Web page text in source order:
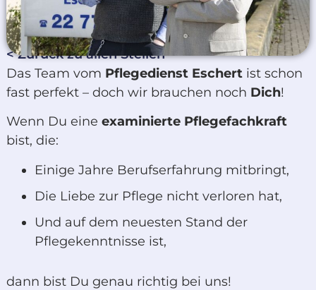
< Zurück zu allen Stellen
Das Team vom Pflegedienst Eschertist schon
fast perfekt – doch wir brauchen noch Dich!
Wenn Du eine examinierte Pflegefachkraft
bist, die:
Einige Jahre Berufserfahrung mitbringt,
Die Liebe zur Pflege nicht verloren hat,
Und auf dem neuesten Stand der
Pflegekenntnisse ist,
dann bist Du genau richtig bei uns!